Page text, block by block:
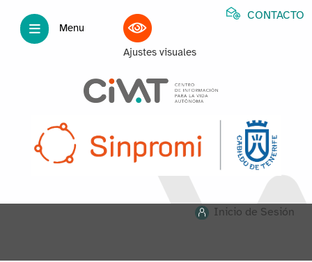
Menu
Ajustes visuales
CONTACTO
Inicio de Sesión